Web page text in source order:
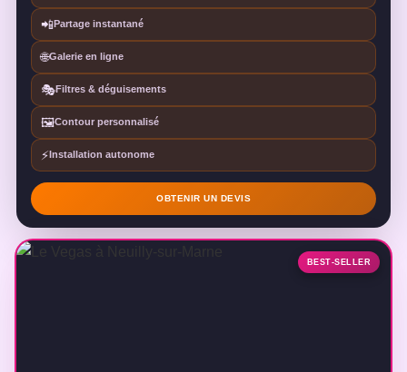
📲Partage instantané
🌐Galerie en ligne
🎭Filtres & déguisements
🖼️Contour personnalisé
⚡ Installation autonome
OBTENIR UN DEVIS
BEST-SELLER